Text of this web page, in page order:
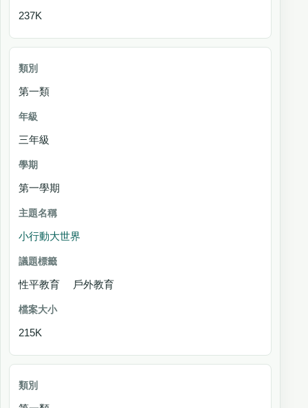
237K
第一類
三年級
第一學期
小行動大世界
性平教育 戶外教育
215K